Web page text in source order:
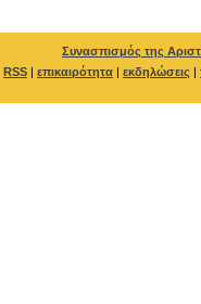
Συνασπισμός της
RSS | επικαιρότητα | εκδηλώσεις |